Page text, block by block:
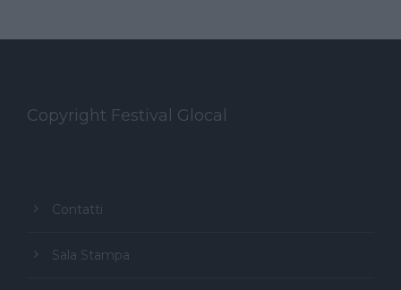
Copyright Festival Glocal
Contatti
Sala Stampa